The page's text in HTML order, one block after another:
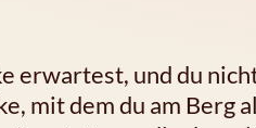
erwartest, und du
mit dem du am Berg